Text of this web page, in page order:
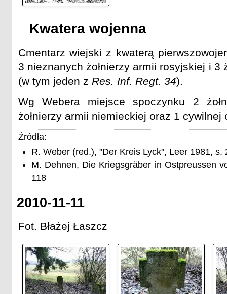
Kwatera wojenna
Cmentarz wiejski z kwaterą
3 nieznanych żołnierzy armii rosyjskiej i 3
(w tym jeden z Res. Inf. Regt. 34).
Wg Webera miejsce spoczynku 2
żołnierzy armii niemieckiej oraz 1 cywilnej
Źródła:
R. Weber (red.), "Der Kreis Lyck", Leer 1981, s.
M. Dehnen, Die Kriegsgräber in Ostpreussen
118
2010-11-11
Fot. Błażej Łaszcz